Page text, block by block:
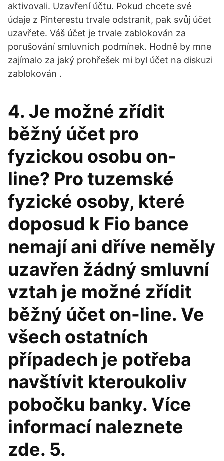
aktivovali. Uzavření účtu. Pokud chcete své
údaje z Pinterestu trvale odstranit, pak svůj účet
uzavřete. Váš účet je trvale zablokován za
porušování smluvních podmínek. Hodně by mne
zajímalo za jaký prohřešek mi byl účet na diskuzi
zablokován .
4. Je možné zřídit
běžný účet pro
fyzickou osobu on-
line? Pro tuzemské
fyzické osoby, které
doposud k Fio bance
nemají ani dříve neměly
uzavřen žádný smluvní
vztah je možné zřídit
běžný účet on-line. Ve
všech ostatních
případech je potřeba
navštívit kteroukoliv
pobočku banky. Více
informací naleznete
zde. 5.